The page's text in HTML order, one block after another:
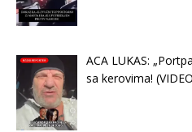
ACA LUKAS:
sa kerovima!